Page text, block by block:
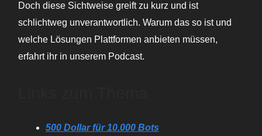
Doch diese Sichtweise greift zu kurz und ist
schlichtweg unverantwortlich. Warum das so ist und
welche Lösungen Plattformen anbieten müssen,
erfahrt ihr in unserem Podcast.
500 Dollar für 10.000 Bots